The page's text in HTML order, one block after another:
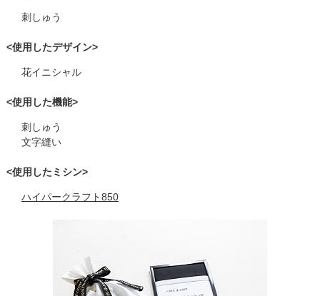
刺しゅう
<使用したデザイン>
花イニシャル
<使用した機能>
刺しゅう
文字縫い
<使用したミシン>
ハイパークラフト850